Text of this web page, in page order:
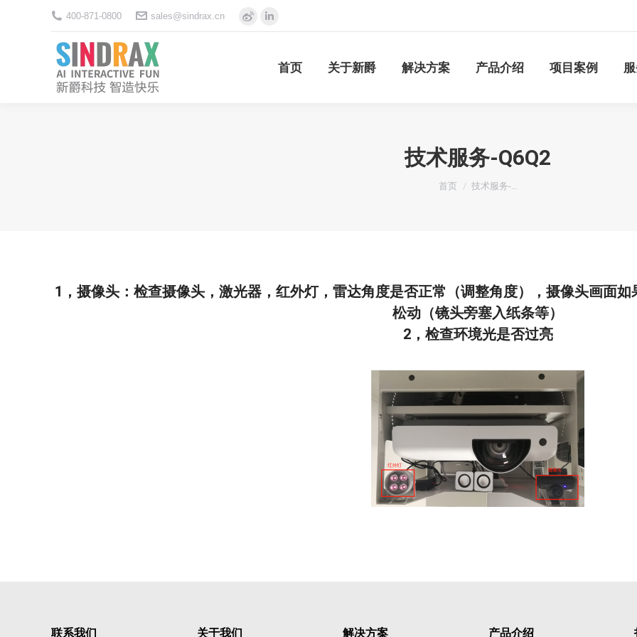
400-871-0800 sales@sindrax.cn
Weibo
opens
Linkedin
opens
首页 关于新爵 解决方案 产品介绍 项目案例
技术服务-Q6Q2
您在这里：
首页 技术服务-…
1，摄像头：检查摄像头，激光器，红外灯，雷达角度是否正常（调整角度），摄像头画面
松动（镜头旁塞入纸条等）
2，检查环境光是否过亮
联系我们 关于我们 解决方案 产品介绍
首页 关于新爵 解决方案 产品介绍 项目案例